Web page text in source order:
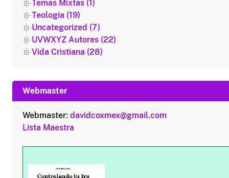
Temas Mixtas (1)
Teología (19)
Uncategorized (7)
UVWXYZ Autores (22)
Vida Cristiana (28)
Webmaster
Webmaster: davidcoxmex@gmail.com
Lista Maestra